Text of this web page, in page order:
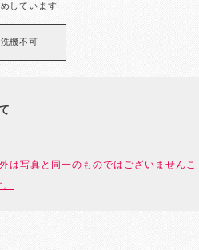
しています
機不可
は写真と同一のものではございませんこ